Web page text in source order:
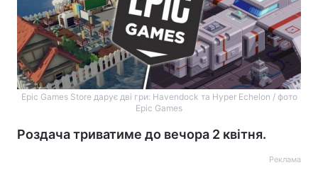
Epic Games Store дарує дві гри: Havendock та Hyper Echelon / фото
Epic Games
Роздача триватиме до вечора 2 квітня.
Реклама